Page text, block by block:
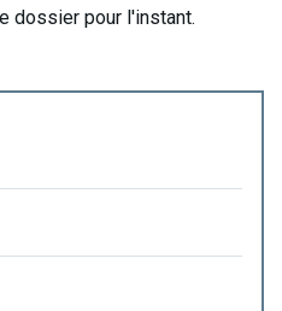
dossier pour l'instant.